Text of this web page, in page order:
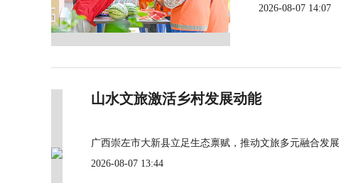
2026-08-07 14:07
山水文旅激活乡村发展动能
广西崇左市大新县立足生态禀赋，推动文旅多元融合发
2026-08-07 13:44